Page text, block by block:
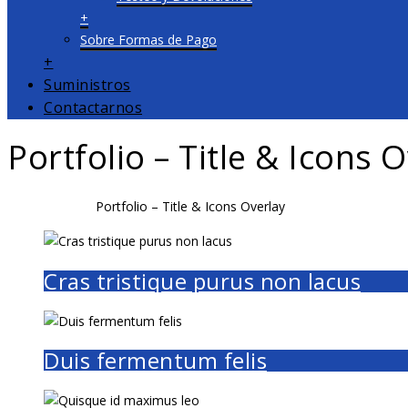
+
Sobre Formas de Pago
+
Suministros
Contactarnos
Portfolio – Title & Icons
Portfolio – Title & Icons Overlay
Cras tristique purus non lacus
Duis fermentum felis